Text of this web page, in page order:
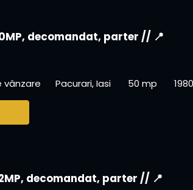
decomandat, parter // 📍
vânzare Pacurari, Iasi 50 mp 1980
decomandat, parter // 📍